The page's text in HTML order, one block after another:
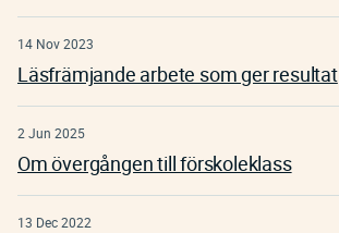
14 Nov 2023
Läsfrämjande arbete som ger resultat
2 Jun 2025
Om övergången till förskoleklass
13 Dec 2022